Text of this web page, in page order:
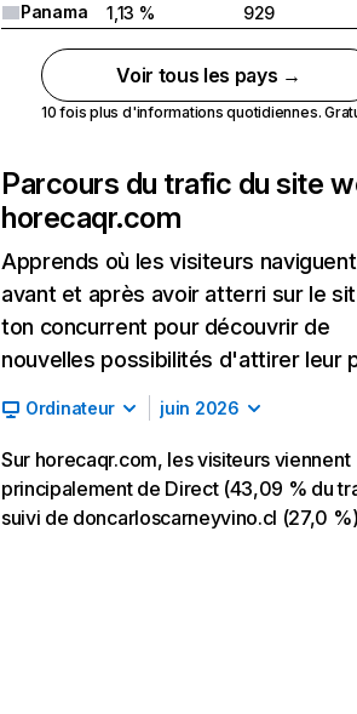
Panama
1,13 % 929
Voir tous les pays →
10 fois plus d'informations quotidiennes.
Parcours du trafic du site
horecaqr.com
Apprends où les visiteurs naviguent
avant et après avoir atterri sur le
ton concurrent pour découvrir de
nouvelles possibilités d'attirer leur
Ordinateur juin 2026
Sur horecaqr.com, les visiteurs viennent
principalement de Direct (43,09 % du
suivi de doncarloscarneyvino.cl (27,0